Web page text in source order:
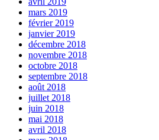
mars 2019
février 2019
janvier 2019
décembre 2018
novembre 2018
octobre 2018
septembre 2018
août 2018
juillet 2018
juin 2018
mai 2018
avril 2018